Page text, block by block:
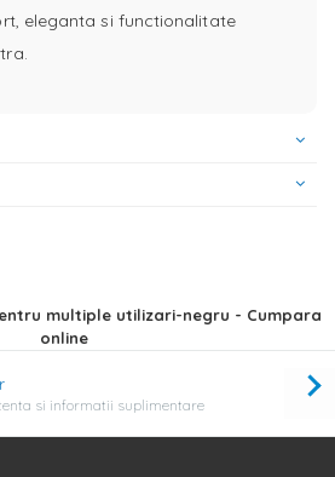
eleganta si functionalitate
multiple utilizari-negru - Cumpara
online
si informatii suplimentare